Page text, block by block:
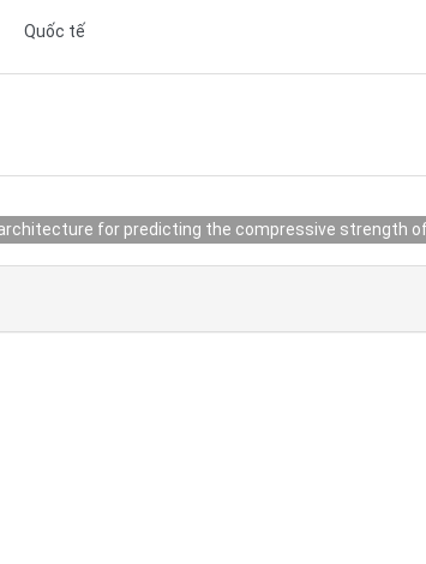
Quốc tế
for predicting the compressive strength